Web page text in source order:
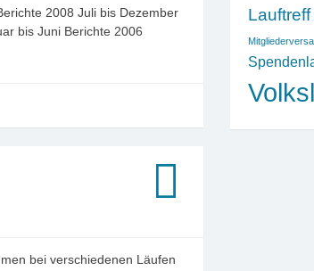
2008 Juli bis Dezember
bis Juni Berichte 2006
bei verschiedenen Läufen
Lauftreff